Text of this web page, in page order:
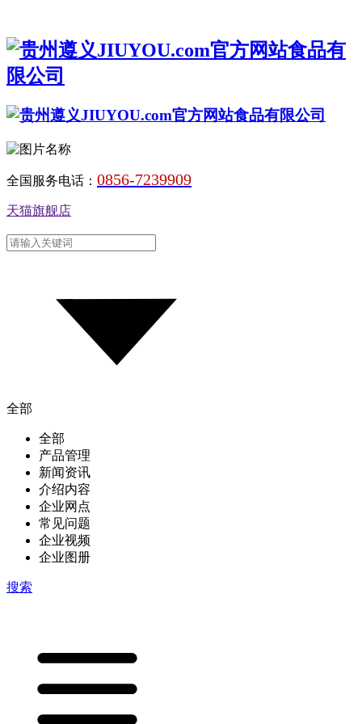
全国服务电话： 0856-7239909
天猫旗舰店
全部
全部
产品管理
新闻资讯
介绍内容
企业网点
常见问题
企业视频
企业图册
搜索